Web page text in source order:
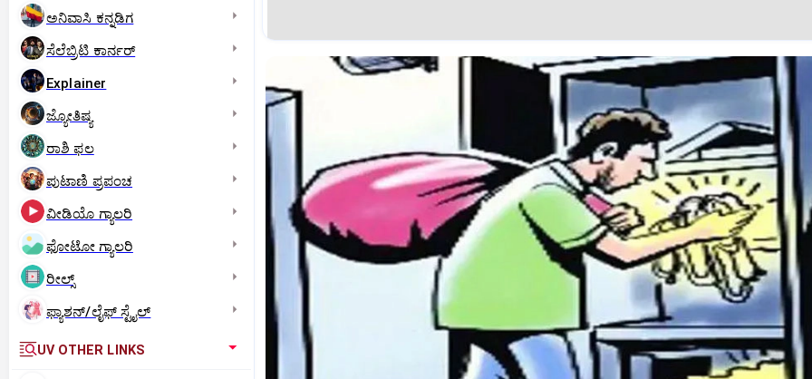
ಅನಿವಾಸಿ ಕನ್ನಡಿಗ
ಸೆಲೆಬ್ರಿಟಿ ಕಾರ್ನರ್‌
Explainer
ಜ್ಯೋತಿಷ್ಯ
ರಾಶಿ ಫಲ
ಪುಟಾಣಿ ಪ್ರಪಂಚ
ವೀಡಿಯೊ ಗ್ಯಾಲರಿ
ಫೋಟೋ ಗ್ಯಾಲರಿ
ರೀಲ್ಸ್
ಫ್ಯಾಶನ್/ಲೈಫ್‌ ಸ್ಟೈಲ್
UV OTHER LINKS